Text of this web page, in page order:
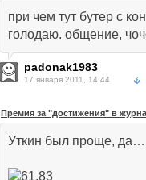
при чем тут бутер с
голодаю. общение,
padonak1983
17 января 2011, 14:44
Премия за "достижения" в
Уткин был проще, да…